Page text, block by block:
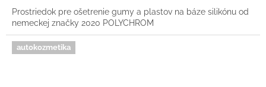
Prostriedok pre ošetrenie gumy a plastov na báze silikónu od
nemeckej značky 2020 POLYCHROM
autokozmetika